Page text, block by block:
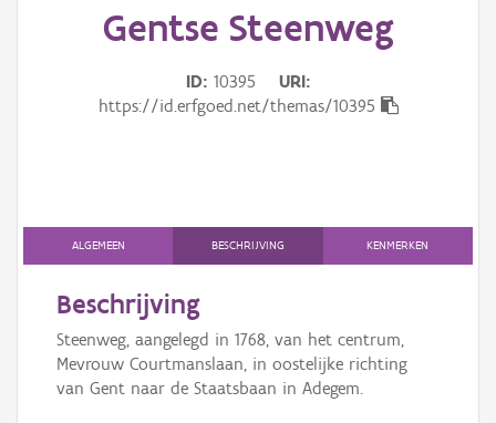
Persoon of collectief
Hergebruik
Aanmelden
Gentse Steenweg
ID 10395
URI
https://id.erfgoed.net/themas/10395
ALGEMEEN BESCHRIJVING KENMERKEN
Beschrijving
Steenweg, aangelegd in 1768, van het centrum,
Mevrouw Courtmanslaan, in oostelijke richting
van Gent naar de Staatsbaan in Adegem.